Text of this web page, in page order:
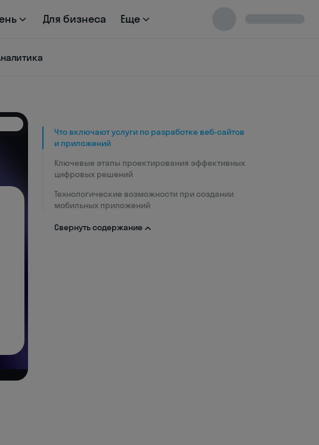
Для бизнеса Еще
Что включают услуги по разработке веб-сайтов
и приложений
Ключевые этапы проектирования эффективных
цифровых решений
Технологические возможности при создании
мобильных приложений
Свернуть содержание